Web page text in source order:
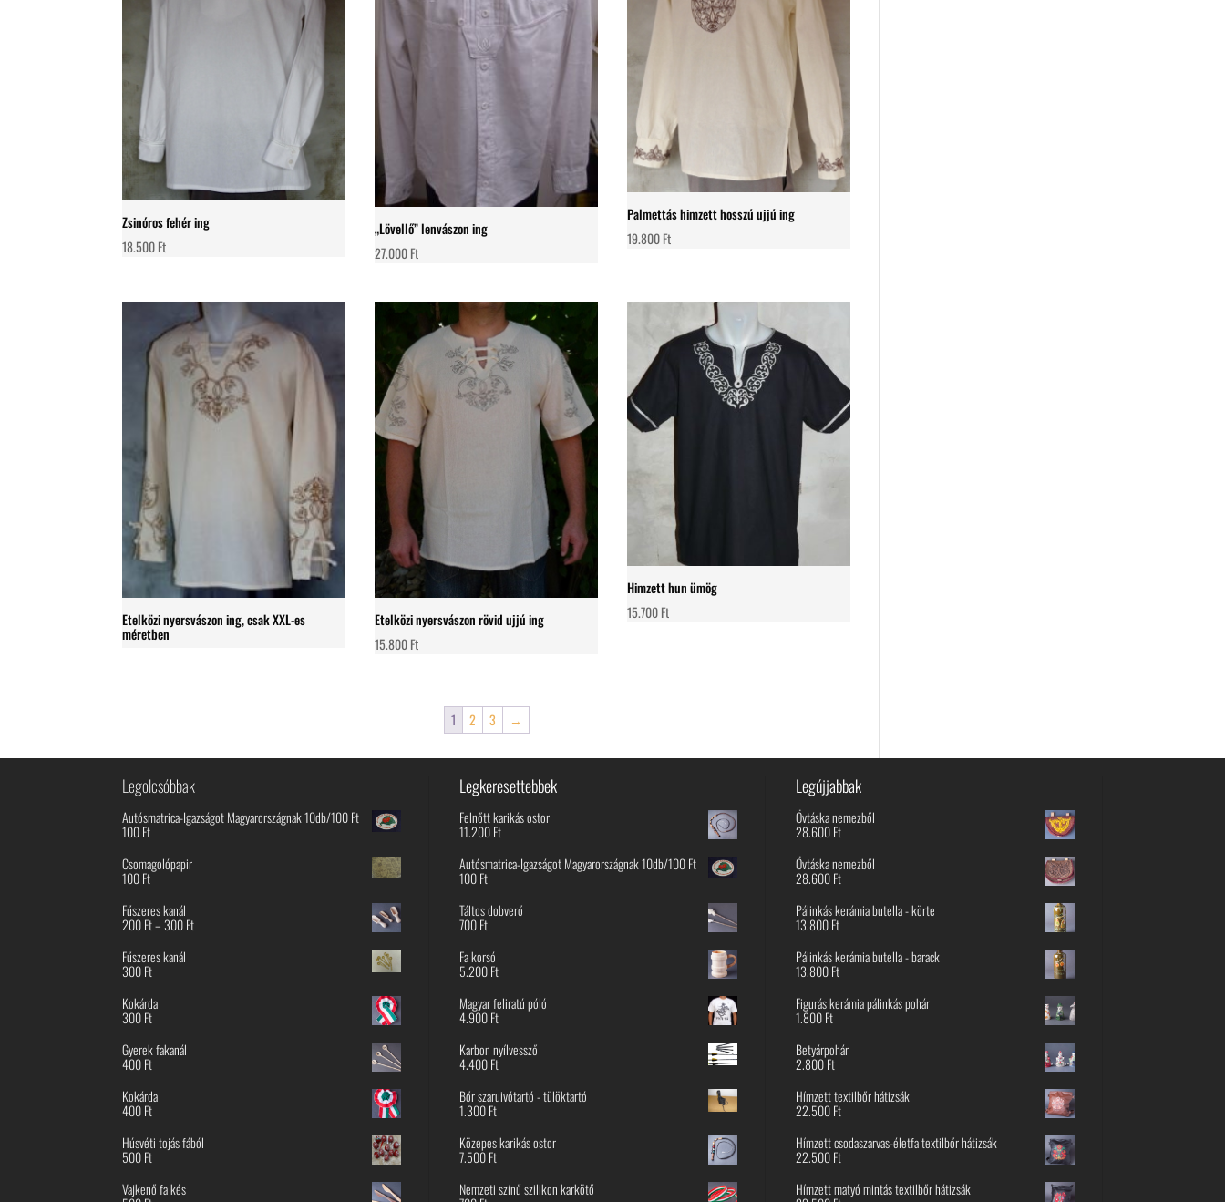
Zsinóros fehér ing
18.500Ft
„Lövellő” lenvászon ing
27.000Ft
Palmettás himzett hosszú ujjú ing
19.800Ft
Etelközi nyersvászon ing, csak XXL-es
méretben
Etelközi nyersvászon rövid ujjú ing
15.800Ft
Himzett hun ümög
15.700Ft
1 2 3 →
Legolcsóbbak
Autósmatrica-Igazságot Magyarországnak 10db/100 Ft
100Ft
Csomagolópapir
100Ft
Fűszeres kanál
200Ft– 300FtÁrtartomány:
Fűszeres kanál
300Ft
Kokárda
300Ft
Gyerek fakanál
400Ft
Kokárda
400Ft
Húsvéti tojás fából
500Ft
Vajkenő fa kés
Legkeresettebbek
Felnőtt karikás ostor
11.200Ft
Autósmatrica-Igazságot Magyarországnak 10db/100 Ft
100Ft
Táltos dobverő
700Ft
Fa korsó
5.200Ft
Magyar feliratú póló
4.900Ft
Karbon nyílvessző
4.400Ft
Bőr szaruivótartó - tülöktartó
1.300Ft
Közepes karikás ostor
7.500Ft
Nemzeti színű szilikon karkötő
Legújjabbak
Övtáska nemezből
28.600Ft
Övtáska nemezből
28.600Ft
Pálinkás kerámia butella - körte
13.800Ft
Pálinkás kerámia butella - barack
13.800Ft
Figurás kerámia pálinkás pohár
1.800Ft
Betyárpohár
2.800Ft
Hímzett textilbőr hátizsák
22.500Ft
Hímzett csodaszarvas-életfa textilbőr hátizsák
22.500Ft
Hímzett matyó mintás textilbőr hátizsák